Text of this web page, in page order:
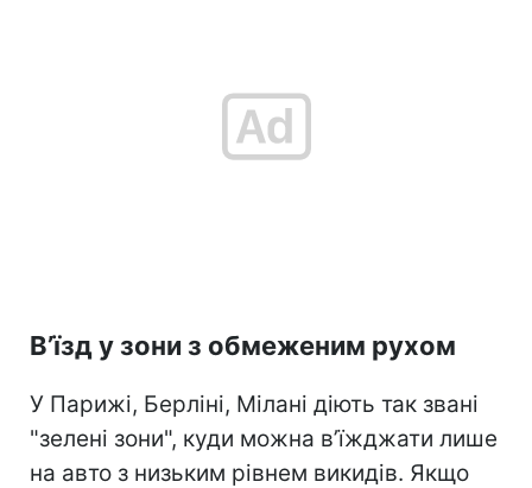
В’їзд у зони з обмеженим рухом
У Парижі, Берліні, Мілані діють так звані
"зелені зони", куди можна в’їжджати лише
на авто з низьким рівнем викидів. Якщо